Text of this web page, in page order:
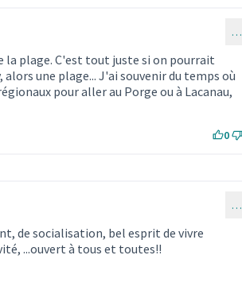
…
plage. C'est tout juste si on pourrait
une plage... J'ai souvenir du temps où
pour aller au Porge ou à Lacanau,
0
…
de socialisation, bel esprit de vivre
...ouvert à tous et toutes!!